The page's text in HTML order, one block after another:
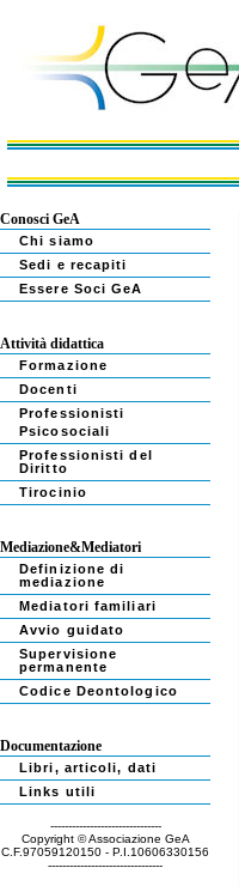
Conosci GeA
Chi siamo
Sedi e recapiti
Essere Soci GeA
Attività didattica
Formazione
Docenti
Professionisti
Psicosociali
Professionisti del
Diritto
Tirocinio
Mediazione&Mediatori
Definizione di
mediazione
Mediatori familiari
Avvio guidato
Supervisione
permanente
Codice Deontologico
Documentazione
Libri, articoli, dati
Links utili
-------------------------------
Copyright © Associazione GeA
C.F.97059120150 - P.I.10606330156
--------------------------------